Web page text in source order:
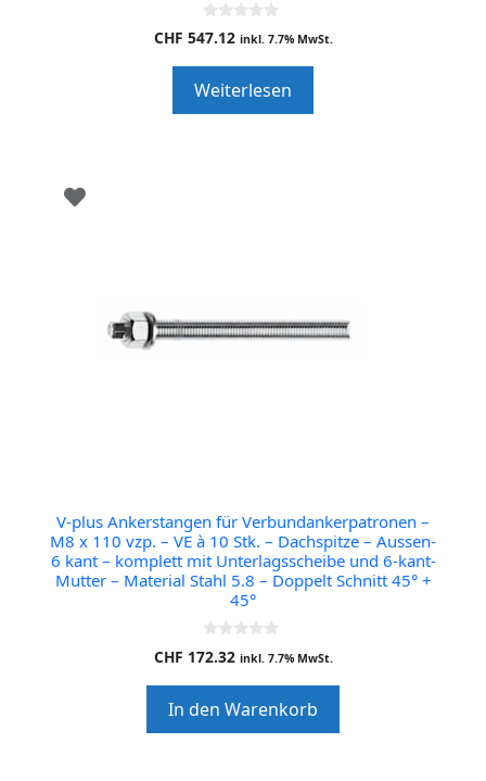
0
o
o
f
5
CHF 547.12 inkl. 7.7% MwSt.
Weiterlesen
V-plus Ankerstangen für Verbundankerpatronen –
M8 x 110 vzp. – VE à 10 Stk. – Dachspitze – Aussen-
6 kant – komplett mit Unterlagsscheibe und 6-kant-
Mutter – Material Stahl 5.8 – Doppelt Schnitt 45° +
45°
0
o
o
f
5
CHF 172.32 inkl. 7.7% MwSt.
In den Warenkorb